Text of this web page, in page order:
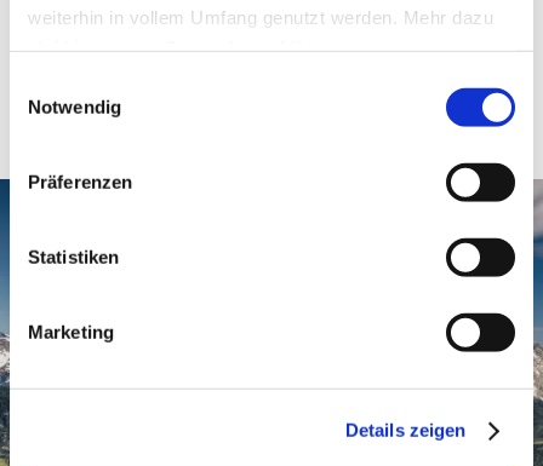
weiterhin in vollem Umfang genutzt werden. Mehr dazu
steht in unserer Datenschutzerklärung.
gelistet.
Notwendig
Präferenzen
Statistiken
Marketing
Details zeigen
09:00 - 17:00
Open